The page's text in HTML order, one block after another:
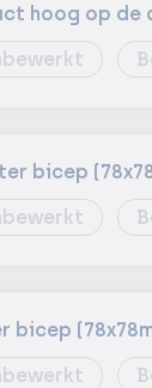
hoog op de
bicep
bicep